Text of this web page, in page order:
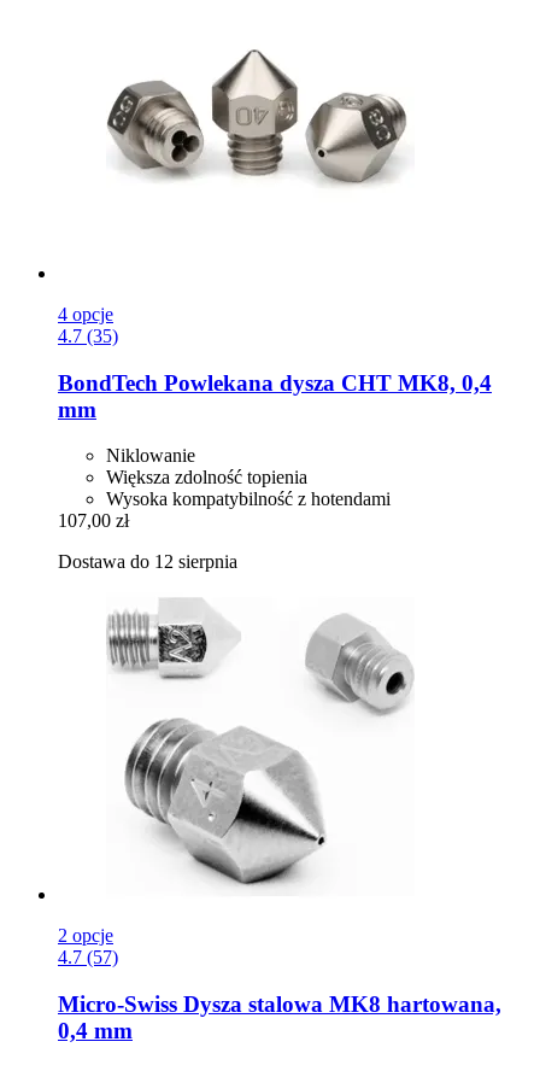
4 opcje
4.7 (35)
BondTech Powlekana dysza CHT MK8, 0,4
mm
Niklowanie
Większa zdolność topienia
Wysoka kompatybilność z hotendami
107,00 zł
Dostawa do 12 sierpnia
2 opcje
4.7 (57)
Micro-Swiss Dysza stalowa MK8 hartowana,
0,4 mm